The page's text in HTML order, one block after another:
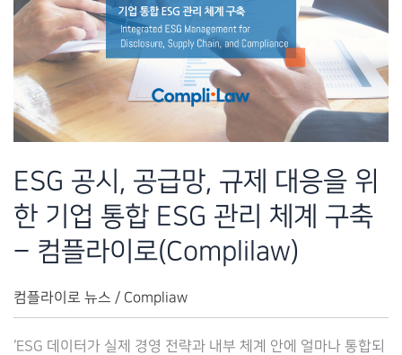
ESG 공시, 공급망, 규제 대응을 위
한 기업 통합 ESG 관리 체계 구축
– 컴플라이로(Complilaw)
컴플라이로 뉴스 / Compliaw
‘ESG 데이터가 실제 경영 전략과 내부 체계 안에 얼마나 통합되